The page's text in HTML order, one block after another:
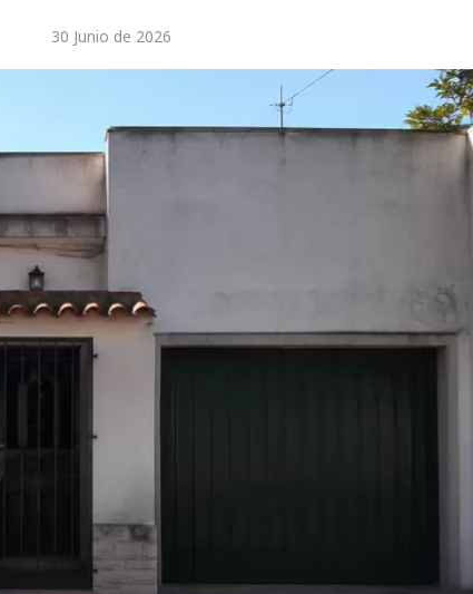
30 Junio de 2026